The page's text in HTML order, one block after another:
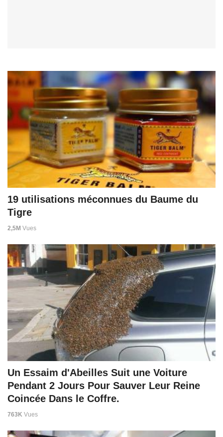
19 utilisations méconnues du Baume du
Tigre
2,5M Vues
Un Essaim d'Abeilles Suit une Voiture
Pendant 2 Jours Pour Sauver Leur Reine
Coincée Dans le Coffre.
763K Vues